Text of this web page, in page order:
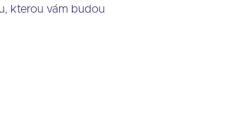
kterou vám budou